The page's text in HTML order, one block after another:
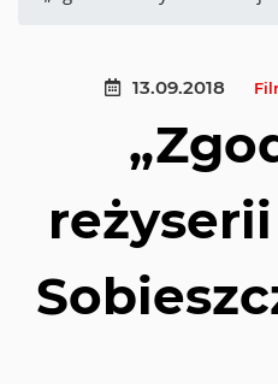
13.09.2018